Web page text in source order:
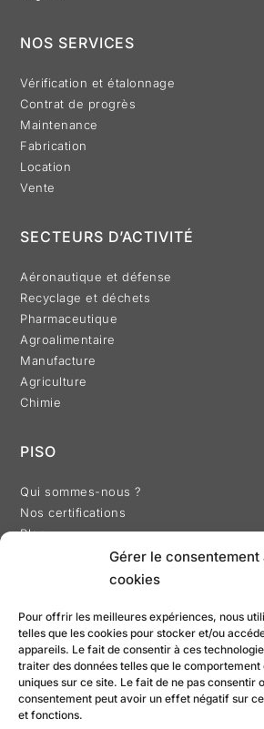
Gérer le consentement
cookies
Pour offrir les meilleures expériences, nous
telles que les cookies pour stocker et/ou
appareils. Le fait de consentir à ces
traiter des données telles que le comportement
uniques sur ce site. Le fait de ne pas consentir
consentement peut avoir un effet négatif sur
et fonctions.
NOS SERVICES
Vérification et étalonnage
Contrat de progrès
Maintenance
Fabrication
Location
Vente
SECTEURS D’ACTIVITÉ
Aéronautique et défense
Recyclage et déchets
Pharmaceutique
Agroalimentaire
Manufacture
Agriculture
Chimie
PISO
Qui sommes-nous ?
Nos certifications
Blog
RÉALISATION